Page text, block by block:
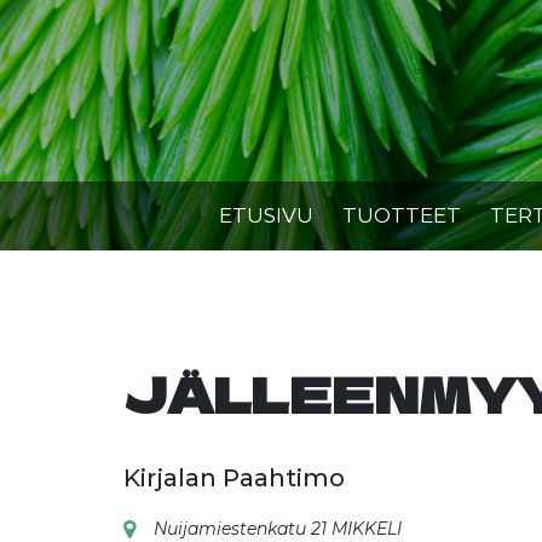
Skip
to
content
ETUSIVU TUOTTEET
Kirjalan Paahtimo
Nuijamiestenkatu 21 MIKKELI